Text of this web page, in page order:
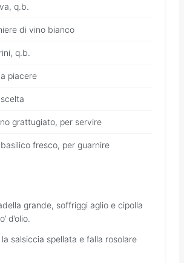
q.b.
di vino bianco
q.b.
piacere
grattugiato, per servire
fresco, per guarnire
grande, soffriggi aglio e cipolla
d’olio.
la salsiccia spellata e falla rosolare